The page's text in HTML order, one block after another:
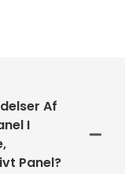
Af
I
Panel?